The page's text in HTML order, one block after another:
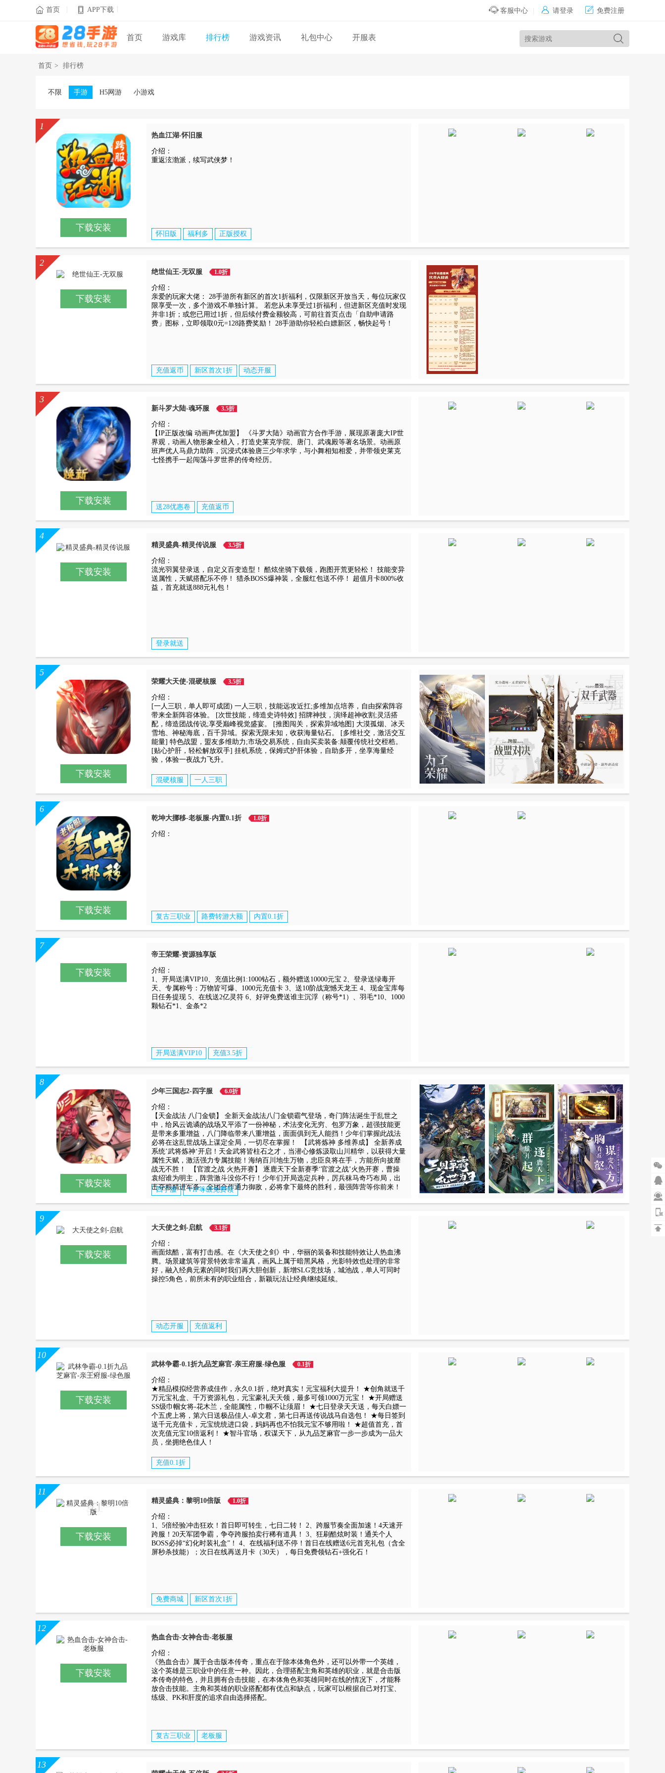
 首页 APP下载 客服中心  请登录  免费注册
首页 游戏库 排行榜 游戏资讯 礼包中心 开服表
首页 > 排行榜
不限 手游 H5网游 小游戏
下载安装
热血江湖-怀旧服
介绍：
重返泫渤派，续写武侠梦！
怀旧版 福利多 正版授权
1
下载安装
绝世仙王-无双服 1.0折
介绍：
亲爱的玩家大佬： 28手游所有新区的首次1折福利，仅限新区开放当天，每位玩家仅
限享受一次，多个游戏不单独计算。 若您从未享受过1折福利，但进新区充值时发现
并非1折；或您已用过1折，但后续付费金额较高，可前往首页点击「自助申请路
费」图标，立即领取0元=128路费奖励！ 28手游助你轻松白嫖新区，畅快起号！
充值返币 新区首次1折 动态开服
2
下载安装
新斗罗大陆-魂环服 3.5折
介绍：
【IP正版改编 动画声优加盟】 《斗罗大陆》动画官方合作手游，展现原著庞大IP世
界观，动画人物形象全植入，打造史莱克学院、唐门、武魂殿等著名场景。动画原
班声优人马鼎力助阵，沉浸式体验唐三少年求学，与小舞相知相爱，并带领史莱克
七怪携手一起闯荡斗罗世界的传奇经历。
送28优惠卷 充值返币
3
下载安装
精灵盛典-精灵传说服 3.5折
介绍：
流光羽翼登录送，自定义百变造型！ 酷炫坐骑下载领，跑图开荒更轻松！ 技能变异
送属性，天赋搭配乐不停！ 猎杀BOSS爆神装，全服红包送不停！ 超值月卡800%收
益，首充就送888元礼包！
登录就送
4
下载安装
荣耀大天使-混硬核服 3.5折
介绍：
[一人三职，单人即可成团) 一人三职，技能远攻近扛;多维加点培养，自由探索阵容
带来全新阵容体验。 [次世技能，缔造史诗特效] 招牌神技，演绎超神收割;灵活搭
配，缔造团战传说;享受巅峰视觉盛宴。 [推图闯关，探索异域地图] 大漠孤烟、冰天
雪地、神秘海底，百千异域。探索无限未知，收获海量钻石。 [多维社交，激活交互
能量] 特色战盟，盟友多维助力;市场交易系统，自由买卖装备:颠覆传统社交桎梏。
[贴心护肝，轻松解放双手] 挂机系统，保姆式护肝体验，自助多开，坐享海量经
验，体验一夜战力飞升。
混硬核服 一人三职
5
下载安装
乾坤大挪移-老板服-内置0.1折 1.0折
介绍：
复古三职业 路费转游大额 内置0.1折
6
下载安装
帝王荣耀-资源独享版
介绍：
1、开局送满VIP10、充值比例1:1000钻石，额外赠送10000元宝 2、登录送绿毒开
天、专属称号：万物皆可爆、1000元充值卡 3、送10阶战宠憾天龙王 4、现金宝库每
日任务提现 5、在线送2亿灵符 6、好评免费送谁主沉浮（称号*1）、羽毛*10、1000
颗钻石*1、金条*2
开局送满VIP10 充值3.5折
7
下载安装
少年三国志2-四字服 6.0折
介绍：
【天金战法 八门金锁】 全新天金战法八门金锁霸气登场，奇门阵法诞生于乱世之
中，给风云诡谲的战场又平添了一份神秘，术法变化无穷、包罗万象，超强技能更
是带来多重增益，八门降临带来八重增益，面面俱到无人能挡！少年们掌握此战法
必将在这乱世战场上谋定全局，一切尽在掌握！ 【武将炼神 多维养成】 全新养成
系统’武将炼神‘开启！天金武将皆柱石之才，当潜心修炼汲取山川精华，以获得大量
属性天赋，激活强力专属技能！海纳百川地生万物，忠臣良将在手，方能所向披靡
战无不胜！ 【官渡之战 火热开赛】 逐鹿天下全新赛季‘官渡之战’火热开赛，曹操
袁绍谁为明主，阵营激斗没你不行！少年们开局选定兵种，厉兵秣马奇巧布局，出
击夺粮精进军备，全团合作通力御敌，必将拿下最终的胜利，最强阵营等你前来！
四字服 VIP等级免费领
8
下载安装
大天使之剑-启航 3.1折
介绍：
画面炫酷，富有打击感。在《大天使之剑》中，华丽的装备和技能特效让人热血沸
腾。场景建筑等背景特效非常逼真，画风上属于暗黑风格，光影特效也处理的非常
好，融入经典元素的同时我们再大胆创新，新增SLG竞技场，城池战，单人可同时
操控5角色，前所未有的职业组合，新颖玩法让经典继续延续。
动态开服 充值返利
9
下载安装
武林争霸-0.1折九品芝麻官-亲王府服-绿色服 0.1折
介绍：
★精品模拟经营养成佳作，永久0.1折，绝对真实！元宝福利大提升！ ★创角就送千
万元宝礼盒、千万资源礼包，元宝豪礼天天领，最多可领1000万元宝！ ★开局赠送
SS级巾帼女将-花木兰，全能属性，巾帼不让须眉！ ★七日登录天天送，每天白嫖一
个五虎上将，第六日送极品佳人-卓文君，第七日再送传说战马自选包！ ★每日签到
送千元充值卡，元宝统统进口袋，妈妈再也不怕我元宝不够用啦！ ★超值首充，首
次充值元宝10倍返利！ ★智斗官场，权谋天下，从九品芝麻官一步一步成为一品大
员，坐拥绝色佳人！
充值0.1折
10
下载安装
精灵盛典：黎明10倍版 1.0折
介绍：
1、5倍经验冲击狂欢！首日即可转生，七日二转！ 2、跨服节奏全面加速！4天速开
跨服！20天军团争霸，争夺跨服拍卖行稀有道具！ 3、狂刷酷炫时装！通关个人
BOSS必掉“幻化时装礼盒”！ 4、在线福利送不停！首日在线赠送6元首充礼包（含全
屏秒杀技能）；次日在线再送月卡（30天），每日免费领钻石+强化石！
免费商城 新区首次1折
11
下载安装
热血合击-女神合击-老板服
介绍：
《热血合击》属于合击版本传奇，重点在于除本体角色外，还可以外带一个英雄，
这个英雄是三职业中的任意一种。因此，合理搭配主角和英雄的职业，就是合击版
本传奇的特色，并且拥有合击技能，在本体角色和英雄同时在线的情况下，才能释
放合击技能。主角和英雄的职业搭配都有优点和缺点，玩家可以根据自己对打宝、
练级、PK和肝度的追求自由选择搭配。
复古三职业 老板服
12
13




